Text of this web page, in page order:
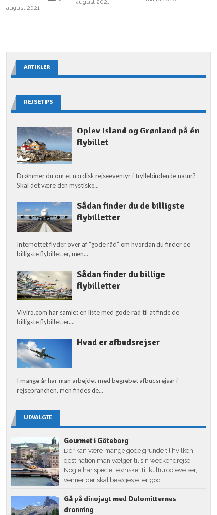
august 2021
august 2021
ARTIKLER
REJSETIPS
Oplev Island og Grønland på én
flybillet
Drømmer du om et nordisk rejseeventyr i tryllebindende natur?
Skal det være den mystiske...
Sådan finder du de billigste
flybilletter
Internettet flyder over af “gode råd” om hvordan du finder de
billigste flybilletter, men...
Sådan finder du billige
flybilletter
Viviro.com har samlet en liste med gode råd til at finde de
billigste flybilletter....
Hvad er afbudsrejser
I mange år har man arbejdet med begrebet afbudsrejser i
rejsebranchen, men findes de...
UDVALGTE
Gourmet i Göteborg
Der kan være mange gode grunde til hvilken
destination man vælger til sin weekendrejse.
Nogle har specielle ønsker til kulturoplevelser,
venner der skal besøges eller god...
Gå på dinojagt med Dolomitternes
dronning